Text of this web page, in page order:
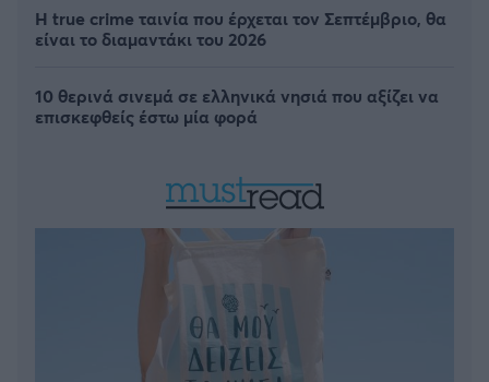
Η true crime ταινία που έρχεται τον Σεπτέμβριο, θα
είναι το διαμαντάκι του 2026
10 θερινά σινεμά σε ελληνικά νησιά που αξίζει να
επισκεφθείς έστω μία φορά